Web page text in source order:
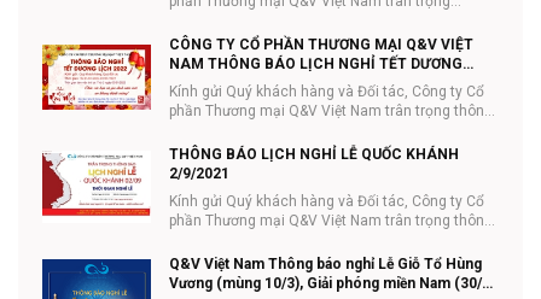
CÔNG TY CỔ PHẦN THƯƠNG MẠI Q&V VIỆT
NAM THÔNG BÁO LỊCH NGHỈ TẾT DƯƠNG
LỊCH
Kính gửi Quý khách hàng và Đối tác, Công ty Cổ
phần Thương mại Q&V Việt Nam trân trọng thông
THÔNG BÁO LỊCH NGHỈ LỄ QUỐC KHÁNH
2/9/2021
Kính gửi Quý khách hàng và Đối tác, Công ty Cổ
phần Thương mại Q&V Việt Nam trân trọng thông
Q&V Việt Nam Thông báo nghỉ Lễ Giỗ Tổ Hùng
Vương (mùng 10/3), Giải phóng miền Nam (30/4)